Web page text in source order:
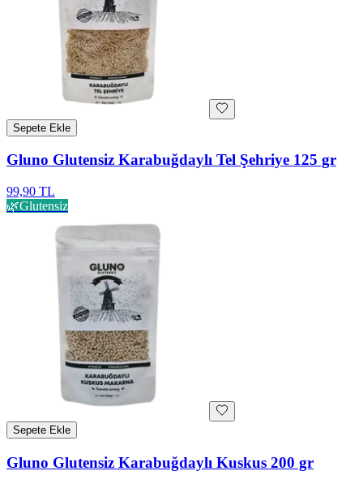
Sepete Ekle
Gluno Glutensiz Karabuğdaylı Tel Şehriye 125 gr
99,90 TL
🌿Glutensiz
Sepete Ekle
Gluno Glutensiz Karabuğdaylı Kuskus 200 gr